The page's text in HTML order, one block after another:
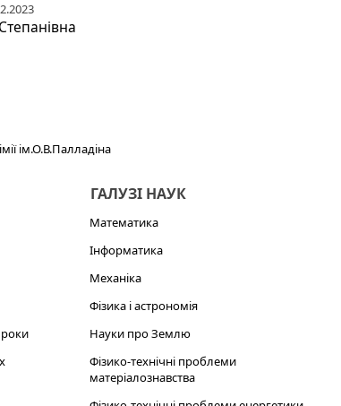
ім.О.В.Палладіна
роки
ГАЛУЗІ НАУК
Математика
Інформатика
Механіка
Фізика і астрономія
Науки про Землю
Фізико-технічні проблеми
матеріалознавства